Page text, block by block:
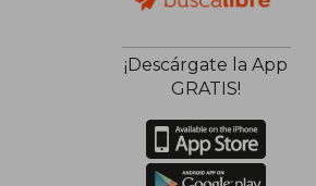
¡Descárgate la App
GRATIS!